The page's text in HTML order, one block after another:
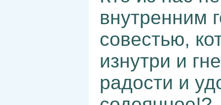
внутренним
совестью,
изнутри и
радости и